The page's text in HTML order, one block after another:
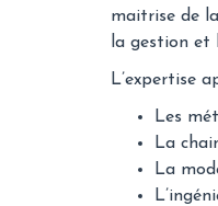
maitrise de
la gestion et
L’expertise
Les
La
La